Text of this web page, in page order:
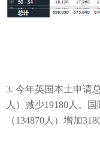
3. 今年英国本土申请
人）减少19180 人。
（134870 人 ）增加